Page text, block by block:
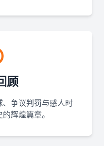
顾
争议判罚与感人时
辉煌篇章。